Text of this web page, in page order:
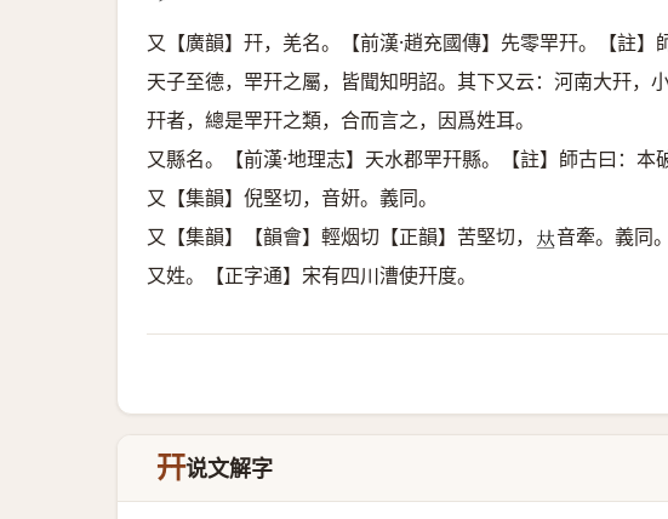
又【廣韻】幵，羌名。【前漢·趙充國傳】先零䍐幵。【註
天子至德，䍐幵之屬，皆聞知明詔。其下又云：河南大幵，
幵者，總是䍐幵之類，合而言之，因爲姓耳。
又縣名。【前漢·地理志】天水郡䍐幵縣。【註】師古曰：本
又【集韻】倪堅切，音姸。義同。
又【集韻】【韻會】輕烟切【正韻】苦堅切， 𠀤音牽。義同。
又姓。【正字通】宋有四川漕使幵度。
幵说文解字